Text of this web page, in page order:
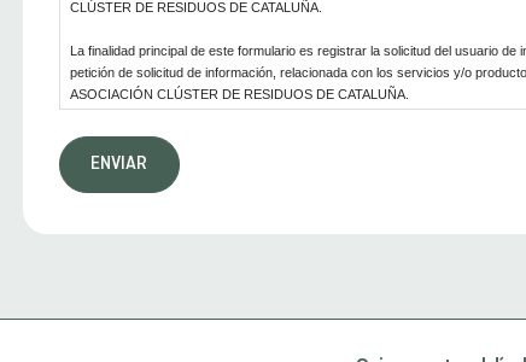
CLÚSTER DE RESIDUOS DE CATALUÑA.
La finalidad principal de este formulario es registrar la solicitud del usuario de
petición de solicitud de información, relacionada con los servicios y/o
ASOCIACIÓN CLÚSTER DE RESIDUOS DE CATALUÑA.
Asimismo, informamos al usuario que la base legítima para los tratamientos
consentimiento.